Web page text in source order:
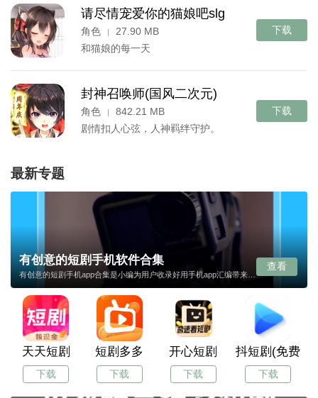
请尽情宠爱你的猫娘吧slg
角色 |
27.90 MB
和猫娘的每一天
下载
封神召唤师(国风二次元)
角色 |
842.21 MB
剧情扣人心弦，人神羁绊守护。
下载
最新专题
有创意的短剧手机软件合集
有创意的短剧手机app合集是小编为用户收录好用手机app汇编带来，用户可以通过本合集快速找到自己需要的手机app，而且搜索便利，下载安全快速，同时小编还会实时更新给用户带来更多好用的手机app！
查看
天天短剧
下载
短剧多多
下载
开心短剧
下载
抖短剧(免费短
下载